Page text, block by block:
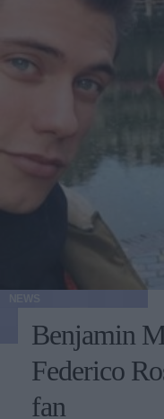
Benjamin
Federico
fan